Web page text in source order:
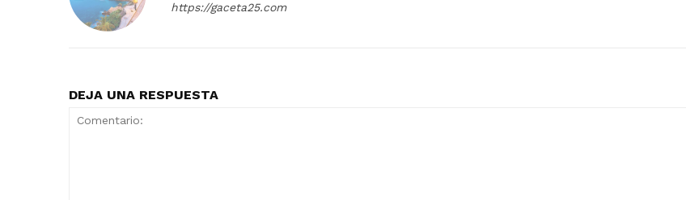
https://gaceta25.com
DEJA UNA RESPUESTA